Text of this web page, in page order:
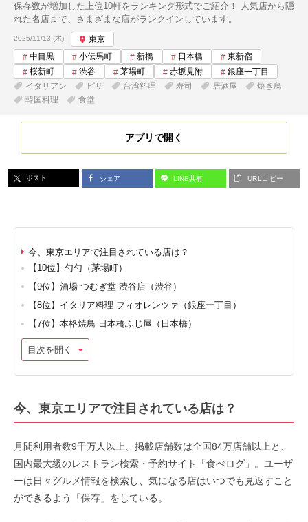
保存数が増加した上位10軒をランキング形式でご紹介！ 人気店から隠
れた名店まで、さまざまな店がランクインしています。
投稿日:
2025/11/13 (木)
東京
中目黒
小伝馬町 新橋 日本橋
東新宿
桜新町
渋谷 茅場町 赤坂見附
銀座一丁目
イタリアン
ピザ 台湾料理 寿司 居酒屋
焼き鳥
韓国料理
食堂
アプリで開く
ポスト シェア LINE共有 URLコピー
今、東京エリアで注目されている店は？
【10位】勺勺（茅場町）
【9位】酒場 つむぎ堂 渋谷店（渋谷）
【8位】イタリア料理 フィオレンツァ（銀座一丁目）
【7位】本格焼鳥 日本橋ふじ屋（日本橋）
目次を開く
今、東京エリアで注目されている店は？
月間利用者数9千万人以上、掲載店舗数は全国84万店舗以上と、
国内最大級のレストラン検索・予約サイト「食べログ」。ユーザ
ーは日々グルメ情報を検索し、気になる店はいつでも見返すこと
ができるよう「保存」をしている。